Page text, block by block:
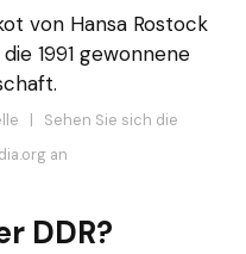
von Hansa Rostock
1991 gewonnene
| Sehen Sie sich die
an
DDR?